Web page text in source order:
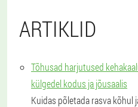
ARTIKLID
Tõhusad harjutused
külgedel kodus ja jõusaalis
Kuidas põletada rasva kõhul